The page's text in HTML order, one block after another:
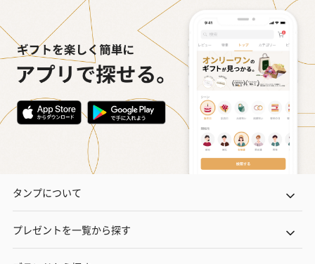
タンプについて
プレゼントを一覧から探す